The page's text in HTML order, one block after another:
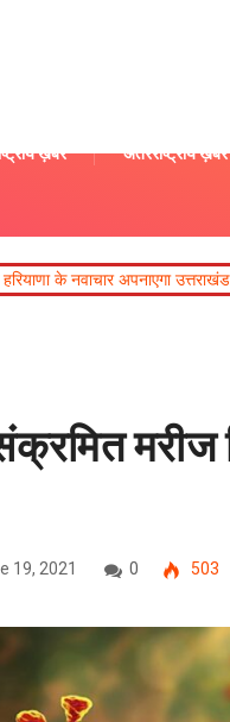
ख़बरें अंतरराष्ट्रीय ख़बरें
उत्तराखंड : धन सिंह रावत
मरीज
19, 2021 0 503